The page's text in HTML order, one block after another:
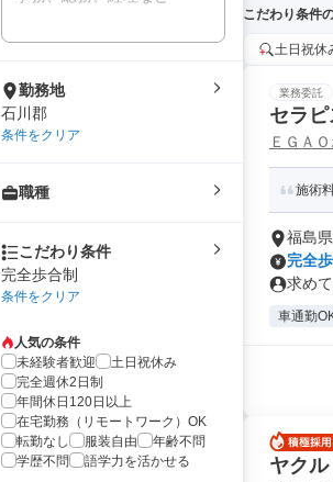
勤務地
石川郡
条件をクリア
職種
こだわり条件
完全歩合制
条件をクリア
人気の条件
未経験者歓迎
土日祝休み
完全週休2日制
年間休日120日以上
在宅勤務（リモートワーク）OK
転勤なし
服装自由
年齢不問
学歴不問
語学力を活かせる
こだわり条件
土日祝休
業務委託
セラ
ＥＧＡ
施術
福島
完全
求め
車通勤
ヤク